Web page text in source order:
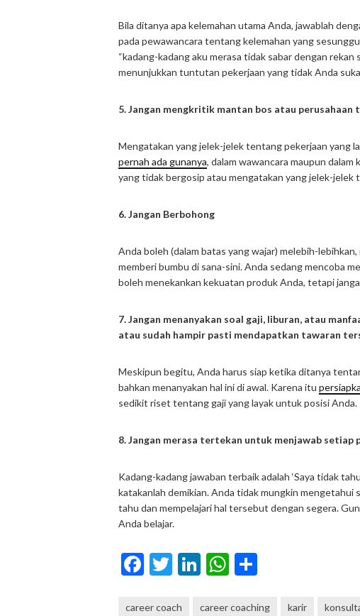
Bila ditanya apa kelemahan utama Anda, jawablah
pada pewawancara tentang kelemahan yang
“kadang-kadang aku merasa tidak sabar dengan
menunjukkan tuntutan pekerjaan yang tidak Anda
5. Jangan mengkritik mantan bos atau perusahaan
Mengatakan yang jelek-jelek tentang pekerjaan yang
pernah ada gunanya, dalam wawancara maupun
yang tidak bergosip atau mengatakan yang jelek-jelek
6. Jangan Berbohong
Anda boleh (dalam batas yang wajar) melebih-
memberi bumbu di sana-sini. Anda sedang mencoba
boleh menekankan kekuatan produk Anda, tetapi
7. Jangan menanyakan soal gaji, liburan, atau
atau sudah hampir pasti mendapatkan tawaran
Meskipun begitu, Anda harus siap ketika ditanya
bahkan menanyakan hal ini di awal. Karena itu
sedikit riset tentang gaji yang layak untuk posisi Anda.
8. Jangan merasa tertekan untuk menjawab setiap
Kadang-kadang jawaban terbaik adalah ‘Saya tidak
katakanlah demikian. Anda tidak mungkin mengetahui
tahu dan mempelajari hal tersebut dengan segera.
Anda belajar.
Facebook
Twitter
LinkedIn
WhatsApp
career coach career coaching karir